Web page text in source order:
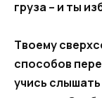
груза – и ты
Твоему
способов
учись